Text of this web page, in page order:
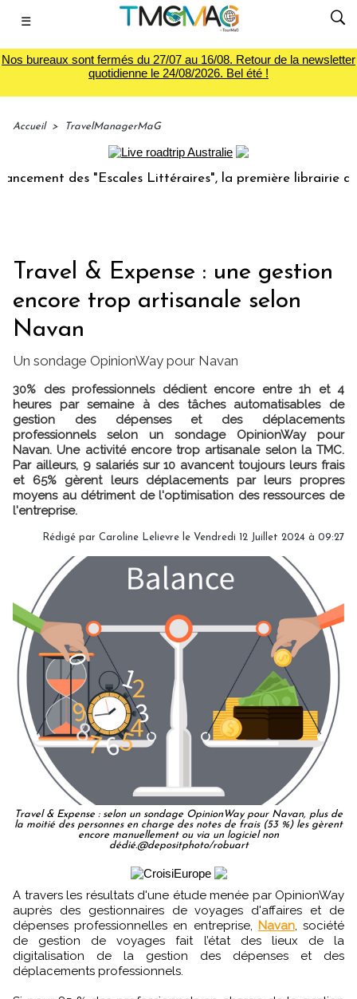
☰
Nos bureaux sont fermés du 27/07 au 16/08. Retour de la newsletter
quotidienne le 24/08/2026. Bel été !
Accueil > TravelManagerMaG
des "Escales Littéraires", la première librairie du
Travel & Expense : une gestion
encore trop artisanale selon
Navan
Un sondage OpinionWay pour Navan
30% des professionnels dédient encore entre 1h et 4
heures par semaine à des tâches automatisables de
gestion des dépenses et des déplacements
professionnels selon un sondage OpinionWay pour
Navan. Une activité encore trop artisanale selon la TMC.
Par ailleurs, 9 salariés sur 10 avancent toujours leurs frais
et 65% gèrent leurs déplacements par leurs propres
moyens au détriment de l'optimisation des ressources de
l'entreprise.
Rédigé par Caroline Lelievre le Vendredi 12 Juillet 2024 à 09:27
Travel & Expense : selon un sondage OpinionWay pour Navan, plus de
la moitié des personnes en charge des notes de frais (53 %) les gèrent
encore manuellement ou via un logiciel non
dédié.@depositphoto/robuart
A travers les résultats d'une étude menée par OpinionWay
auprès des gestionnaires de voyages d'affaires et de
dépenses professionnelles en entreprise, Navan, société
de gestion de voyages fait l’état des lieux de la
digitalisation de la gestion des dépenses et des
déplacements professionnels.